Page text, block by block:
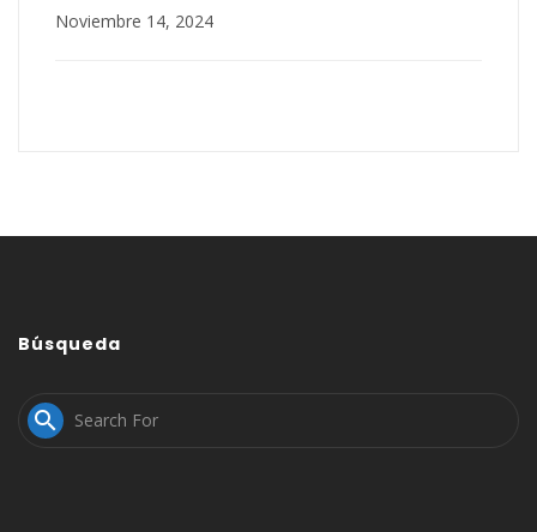
Noviembre 14, 2024
Búsqueda
